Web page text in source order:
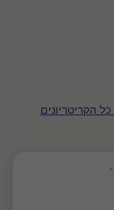
הקריטריונים